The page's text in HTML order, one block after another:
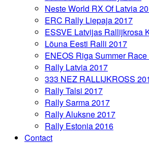
Neste World RX Of Latvia
ERC Rally Liepaja 2017
ESSVE Latvijas Rallijkrosa
Lõuna Eesti Ralli 2017
ENEOS Riga Summer
Rally Latvia 2017
333 NEZ RALLIJKROSS
Rally Talsi 2017
Rally Sarma 2017
Rally Aluksne 2017
Rally Estonia 2016
Contact